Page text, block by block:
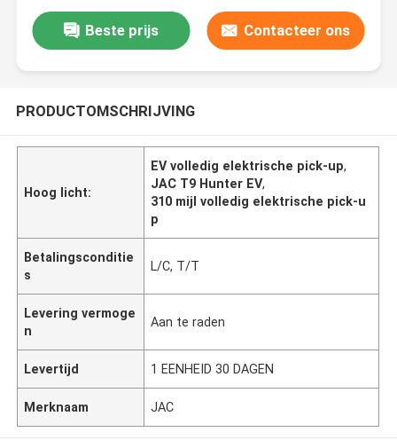
Beste prijs Contacteer ons
PRODUCTOMSCHRIJVING
Hoog licht:
EV volledig elektrische pick-up,
JAC T9 Hunter EV,
310 mijl volledig elektrische pick-u
p
Betalingsconditie
s
L/C, T/T
Levering vermoge
n
Aan te raden
Levertijd 1 EENHEID 30 DAGEN
Merknaam JAC